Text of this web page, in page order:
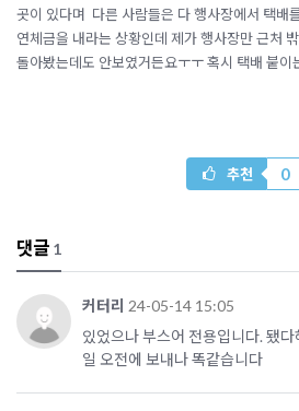
곳이 있다며 다른 사람들은 다 행사장에서 택배
연체금을 내라는 상황인데 제가 행사장만 근처
돌아봤는데도 안보였거든요ㅜㅜ 혹시 택배 붙이
추천 0
댓글 1
커터리 24-05-14 15:05
있었으나 부스어 전용입니다. 됐
일 오전에 보내나 똑같습니다